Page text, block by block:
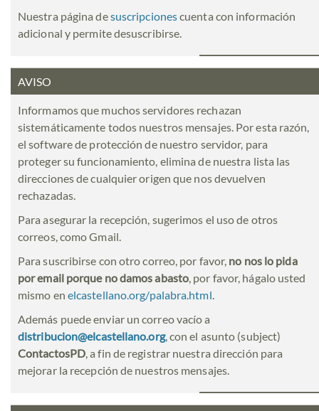
Nuestra página desuscripcionescuenta con información
adicional y permite desuscribirse.
AVISO
Informamos que muchos servidores rechazan
sistemáticamente todos nuestros mensajes. Por esta razón,
el software de protección de nuestro servidor, para
proteger su funcionamiento, elimina de nuestra lista las
direcciones de cualquier origen que nos devuelven
rechazadas.
Para asegurar la recepción, sugerimos el uso de otros
correos, como Gmail.
Para suscribirse con otro correo, por favor, no nos lo pida
por email porque no damos abasto, por favor, hágalo usted
mismo en elcastellano.org/palabra.html.
Además puede enviar un correo vacío a
distribucion@elcastellano.org, con el asunto (subject)
ContactosPD, a fin de registrar nuestra dirección para
mejorar la recepción de nuestros mensajes.